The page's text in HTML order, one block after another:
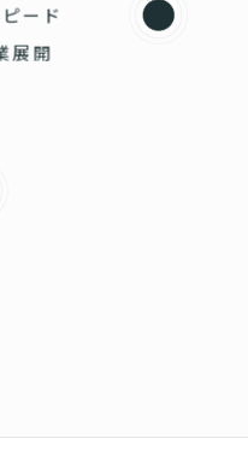
ード
展開